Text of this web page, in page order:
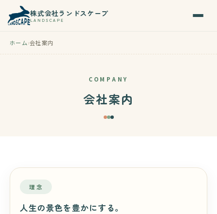
株式会社ランドスケープ
LANDSCAPE
ホーム 会社案内
COMPANY
会社案内
理念
人生の景色を豊かにする。